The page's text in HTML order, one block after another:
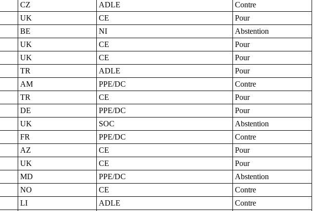
CZ ADLE
Contre
UK CE
Pour
BE NI
Abstention
UK CE
Pour
UK CE
Pour
TR ADLE
Pour
AM PPE/DC
Contre
TR CE
Pour
DE PPE/DC
Pour
UK SOC
Abstention
FR PPE/DC
Contre
AZ CE
Pour
UK CE
Pour
MD PPE/DC
Abstention
NO CE
Contre
LI ADLE
Contre